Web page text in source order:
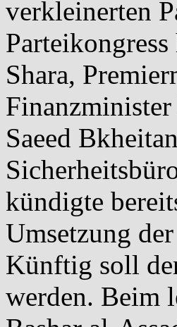
verkleinerten
Shara,
Saeed
kündigte
Umsetzung
Künftig soll
werden. Beim